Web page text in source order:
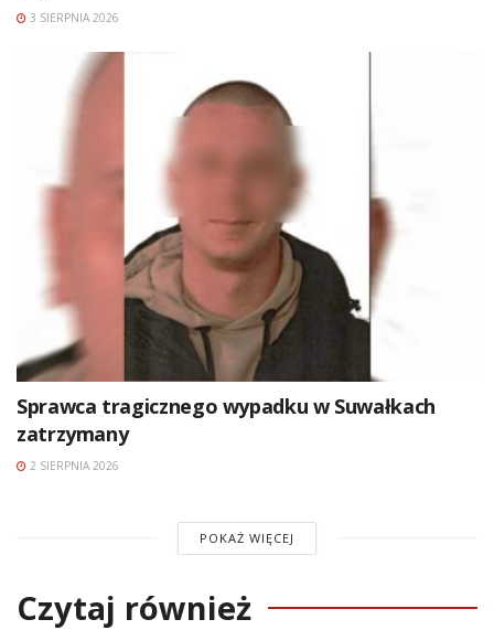
3 SIERPNIA 2026
Sprawca tragicznego wypadku w Suwałkach
zatrzymany
2 SIERPNIA 2026
POKAŻ WIĘCEJ
Czytaj również